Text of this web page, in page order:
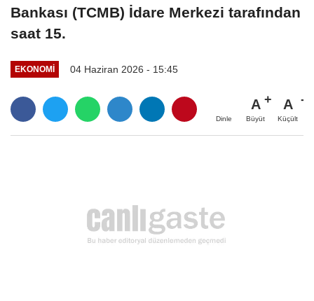
Bankası (TCMB) İdare Merkezi tarafından
saat 15.
EKONOMI 04 Haziran 2026 - 15:45
Dinle
A
Büyüt
A
Küçült